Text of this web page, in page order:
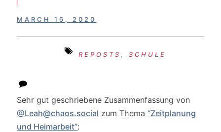
MARCH 16, 2020
REPOSTS,SCHULE
Sehr gut geschriebene Zusammenfassung von
@Leah@chaos.social zum Thema“Zeitplanung
und Heimarbeit”: